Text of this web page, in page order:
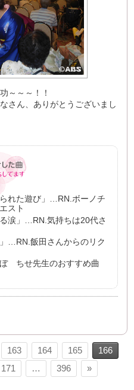
～～～！！
さん、ありがとうございまし
れた遊び」…RN.ボーノチ
スト
涙」…RN.気持ちは20代さ
…RN.飯田さんからのリク
ちせ先生のおすすめ曲
163 164 165
166
171 … 396 »